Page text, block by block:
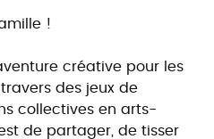
!
créative pour les
des jeux de
collectives en arts-
de partager, de tisser